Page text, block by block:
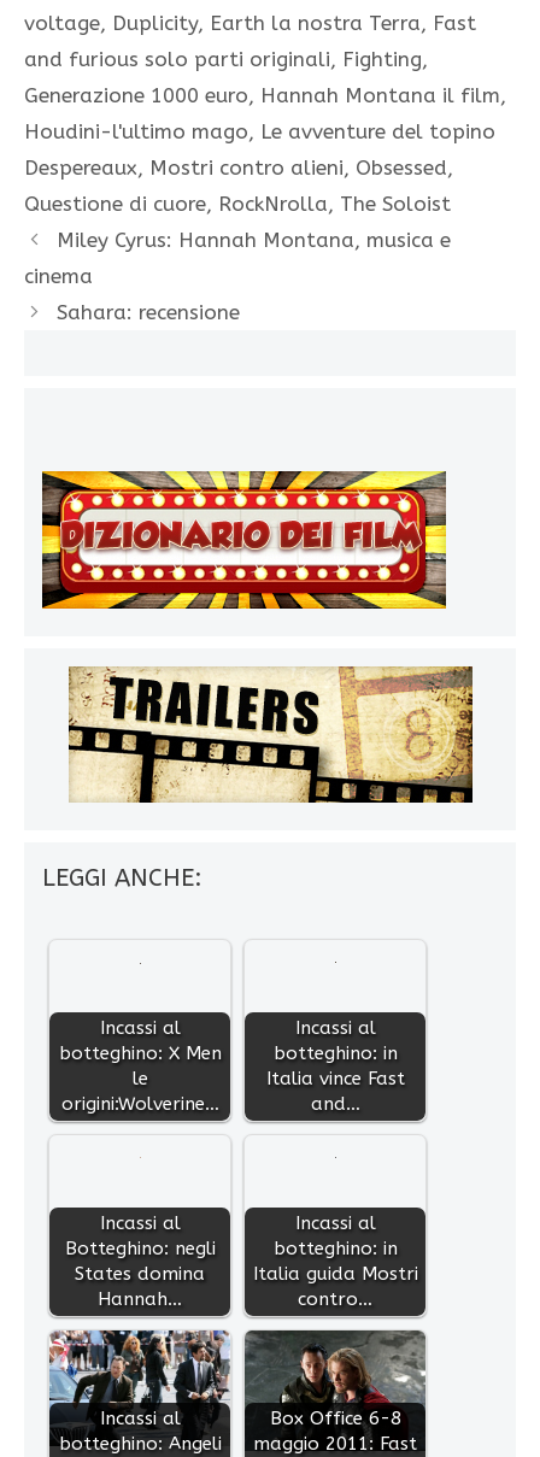
voltage, Duplicity, Earth la nostra Terra, Fast
and furious solo parti originali, Fighting,
Generazione 1000 euro, Hannah Montana il film,
Houdini-l'ultimo mago, Le avventure del topino
Despereaux, Mostri contro alieni, Obsessed,
Questione di cuore, RockNrolla, The Soloist
Miley Cyrus: Hannah Montana, musica e
cinema
Sahara: recensione
LEGGI ANCHE:
Incassi al
botteghino: X Men
le
origini:Wolverine…
Incassi al
botteghino: in
Italia vince Fast
and…
Incassi al
Botteghino: negli
States domina
Hannah…
Incassi al
botteghino: in
Italia guida Mostri
contro…
Incassi al
botteghino: Angeli
Box Office 6-8
maggio 2011: Fast